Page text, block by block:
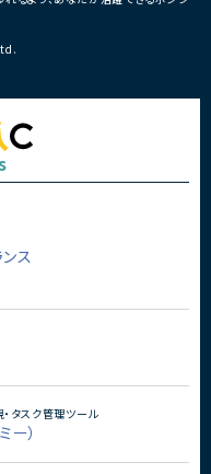
ス
タスク管理ツール
ー）